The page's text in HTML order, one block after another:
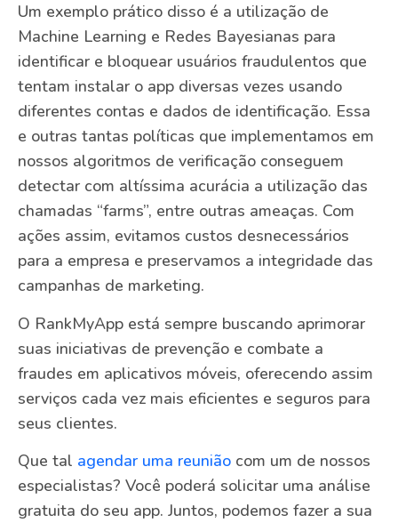
Um exemplo prático disso é a utilização de
Machine Learning e Redes Bayesianas para
identificar e bloquear usuários fraudulentos que
tentam instalar o app diversas vezes usando
diferentes contas e dados de identificação. Essa
e outras tantas políticas que implementamos em
nossos algoritmos de verificação conseguem
detectar com altíssima acurácia a utilização das
chamadas “farms”, entre outras ameaças. Com
ações assim, evitamos custos desnecessários
para a empresa e preservamos a integridade das
campanhas de marketing.
O RankMyApp está sempre buscando aprimorar
suas iniciativas de prevenção e combate a
fraudes em aplicativos móveis, oferecendo assim
serviços cada vez mais eficientes e seguros para
seus clientes.
Que tal agendar uma reunião com um de nossos
especialistas? Você poderá solicitar uma análise
gratuita do seu app. Juntos, podemos fazer a sua